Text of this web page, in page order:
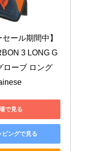
ール期間中】
3 LONG G
ローブ ロング
で見る
ングで見る